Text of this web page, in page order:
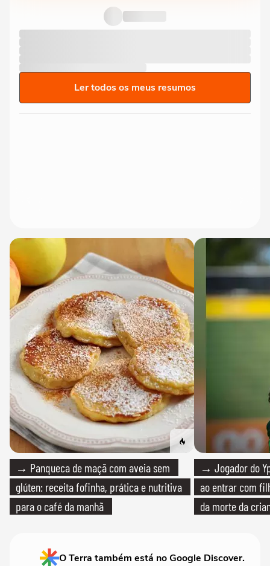
Ler todos os meus resumos
→ Panqueca de maçã com aveia sem
glúten: receita fofinha, prática e nutritiva
para o café da manhã
→ Jogador do
ao entrar com
da morte da
O Terra também está no Google Discover.